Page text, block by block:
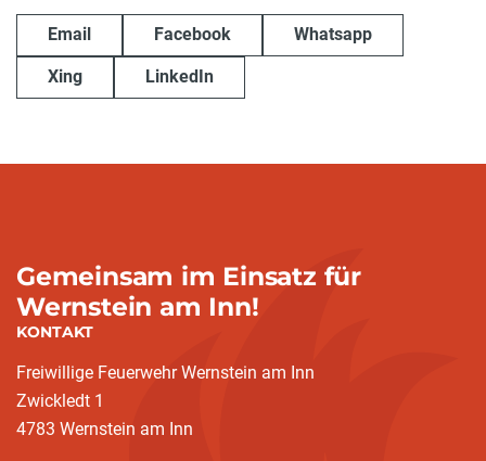
Email Facebook Whatsapp
Xing LinkedIn
Gemeinsam im Einsatz für
Wernstein am Inn!
KONTAKT
Freiwillige Feuerwehr Wernstein am Inn
Zwickledt 1
4783 Wernstein am Inn